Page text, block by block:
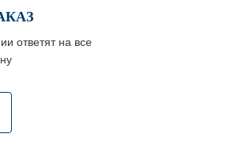
ответят на все